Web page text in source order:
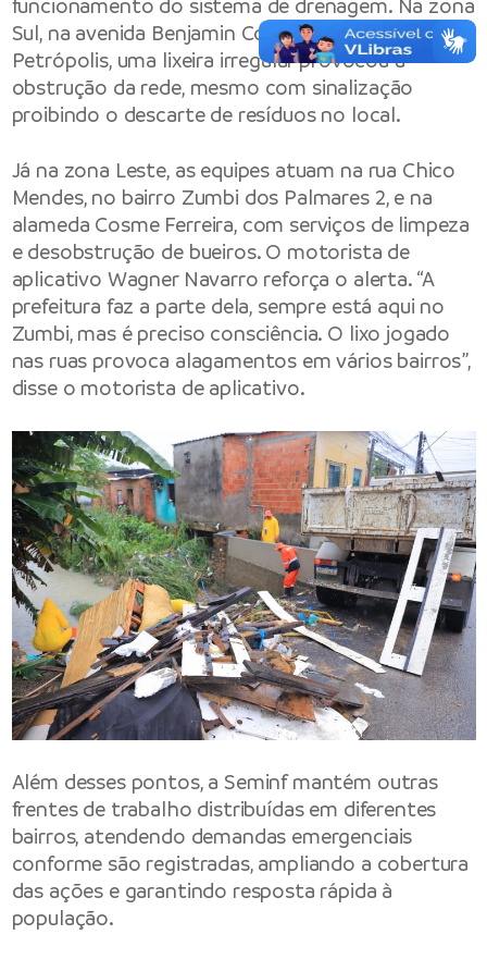
funcionamento do sistema de drenagem. Na zona
Sul, na avenida Benjamin Constant, no bairro
Petrópolis, uma lixeira irregular provocou a
obstrução da rede, mesmo com sinalização
proibindo o descarte de resíduos no local.
Já na zona Leste, as equipes atuam na rua Chico
Mendes, no bairro Zumbi dos Palmares 2, e na
alameda Cosme Ferreira, com serviços de limpeza
e desobstrução de bueiros. O motorista de
aplicativo Wagner Navarro reforça o alerta. “A
prefeitura faz a parte dela, sempre está aqui no
Zumbi, mas é preciso consciência. O lixo jogado
nas ruas provoca alagamentos em vários bairros”,
disse o motorista de aplicativo.
Além desses pontos, a Seminf mantém outras
frentes de trabalho distribuídas em diferentes
bairros, atendendo demandas emergenciais
conforme são registradas, ampliando a cobertura
das ações e garantindo resposta rápida à
população.